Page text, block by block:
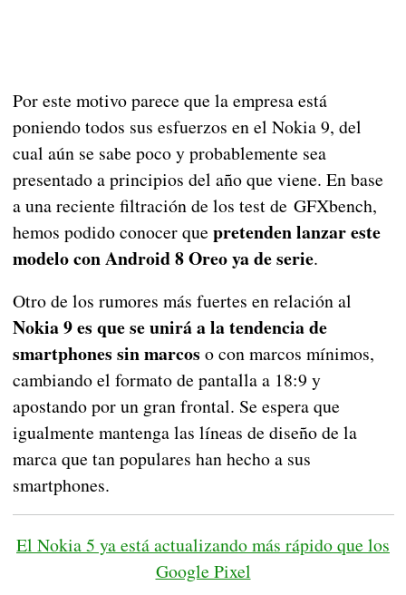
Por este motivo parece que la empresa está
poniendo todos sus esfuerzos en el Nokia 9, del
cual aún se sabe poco y probablemente sea
presentado a principios del año que viene. En base
a una reciente filtración de los test de GFXbench,
hemos podido conocer que pretenden lanzar este
modelo con Android 8 Oreo ya de serie.
Otro de los rumores más fuertes en relación al
Nokia 9 es que se unirá a la tendencia de
smartphones sin marcos o con marcos mínimos,
cambiando el formato de pantalla a 18:9 y
apostando por un gran frontal. Se espera que
igualmente mantenga las líneas de diseño de la
marca que tan populares han hecho a sus
smartphones.
El Nokia 5 ya está actualizando más rápido que los
Google Pixel